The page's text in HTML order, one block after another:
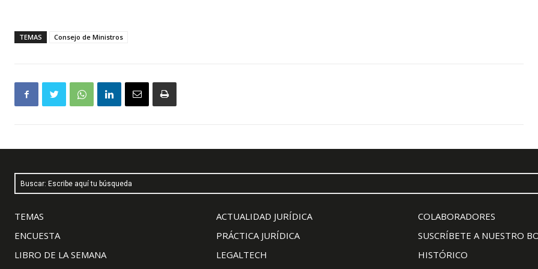
TEMAS Consejo de Ministros
Buscar: Escribe aquí tu búsqueda
TEMAS
ENCUESTA
LIBRO DE LA SEMANA
ACTUALIDAD JURÍDICA
PRÁCTICA JURÍDICA
LEGALTECH
COLABORADORES
SUSCRÍBETE A NUESTRO
HISTÓRICO